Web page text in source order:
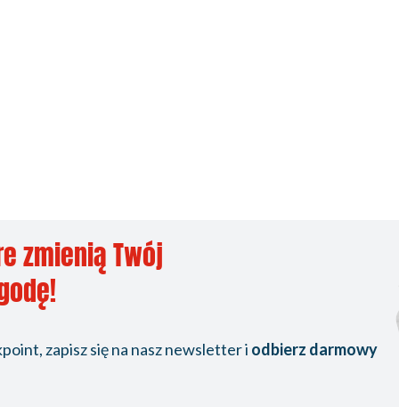
zmienią Twój
zapisz się na nasz newsletter i odbierz darmowy